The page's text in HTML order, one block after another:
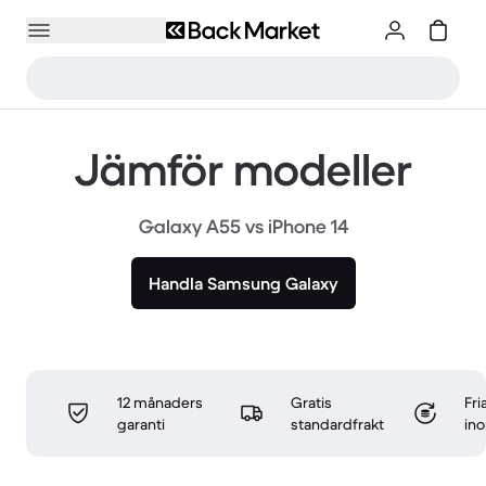
Jämför modeller
Galaxy A55 vs iPhone 14
Handla Samsung Galaxy
12 månaders
garanti
Gratis
standardfrakt